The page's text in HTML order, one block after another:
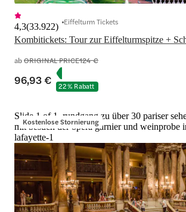
Kombitickets: Tour zur Eiffelturmspitze +
4,3(33.922) Eiffelturm Tickets
abORIGINAL PRICE124 €
96,93 € 22 % Rabatt
Kostenlose Stornierung
Slide 1 of 1, rundgang zu über 30 pariser
mit besuch der opéra garnier und weinprobe
lafayette-1